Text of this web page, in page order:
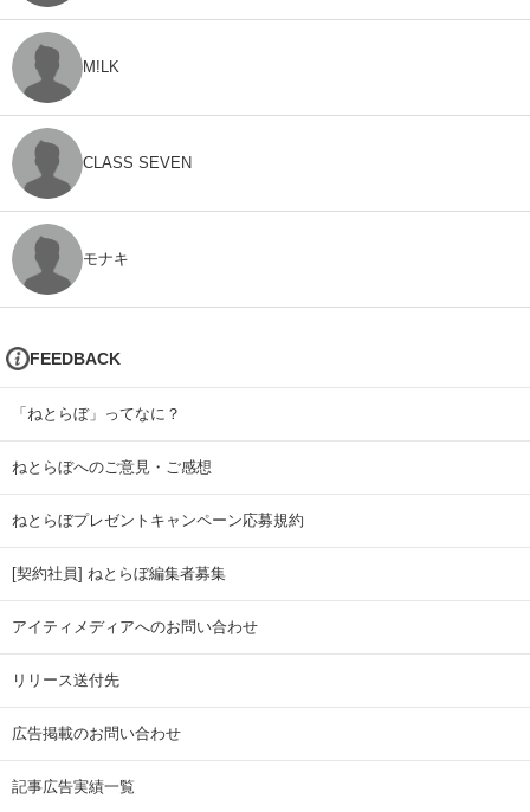
M!LK
CLASS SEVEN
モナキ
FEEDBACK
「ねとらぼ」ってなに？
ねとらぼへのご意見・ご感想
ねとらぼプレゼントキャンペーン応募規約
[契約社員] ねとらぼ編集者募集
アイティメディアへのお問い合わせ
リリース送付先
広告掲載のお問い合わせ
記事広告実績一覧